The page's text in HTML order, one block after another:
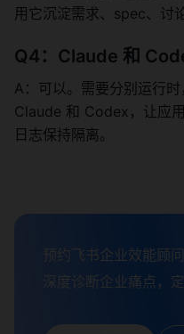
用它沉淀需求、spec、讨
Q4：Claude 和
A：可以。需要分别运行
Claude 和 Codex，让应
日志保持隔离。
预约飞书企业效能顾问
深度诊断企业痛点，